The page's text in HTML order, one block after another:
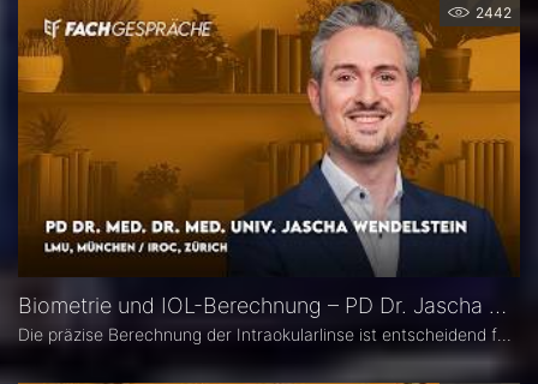
2442
Biometrie und IOL-Berechnung – PD Dr. Jascha Wendelstein im Fachgespräch